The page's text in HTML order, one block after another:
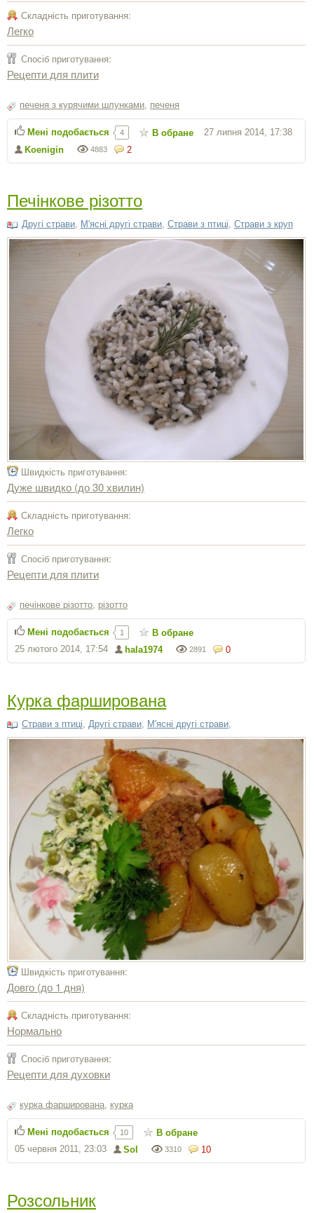
Складність приготування:
Легко
Спосіб приготування:
Рецепти для плити
печеня з курячими шлунками печеня
2
4883
Koenigin
27 липня 2014, 17:38
Мені подобається 4 В обране
Печінкове різотто
Другі страви М'ясні другі страви Страви з птиці Страви з круп
Швидкість приготування:
Дуже швидко (до 30 хвилин)
Складність приготування:
Легко
Спосіб приготування:
Рецепти для плити
печінкове різотто різотто
0
2891
hala1974
25 лютого 2014, 17:54
Мені подобається 1 В обране
Курка фарширована
Страви з птиці Другі страви М'ясні другі страви
Швидкість приготування:
Довго (до 1 дня)
Складність приготування:
Нормально
Спосіб приготування:
Рецепти для духовки
курка фарширована курка
10
3310
Sol
05 червня 2011, 23:03
Мені подобається 10 В обране
Розсольник